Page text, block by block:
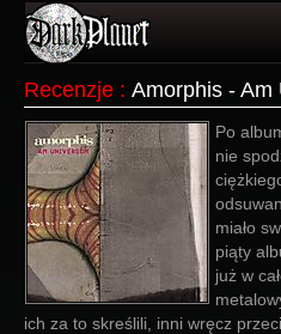
Użytkownicy
Wydarzenia
Galeria
Forum
Recenzje : Amorphis - Am
Po
nie
miało
piąty
już w
ich za to skreślili, inni wręcz